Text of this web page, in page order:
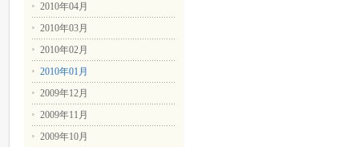
2010年04月
2010年03月
2010年02月
2010年01月
2009年12月
2009年11月
2009年10月